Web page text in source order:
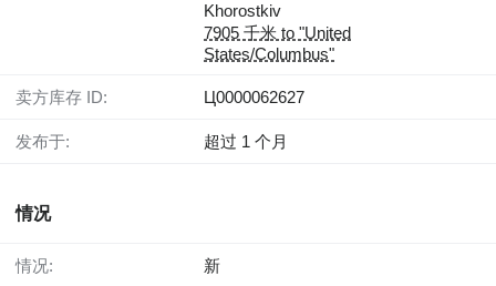
Khorostkiv
7905 千米 to "United
States/Columbus"
卖方库存 ID: Ц0000062627
发布于: 超过 1 个月
情况
情况: 新